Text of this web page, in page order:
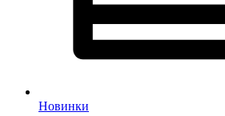
Новинки